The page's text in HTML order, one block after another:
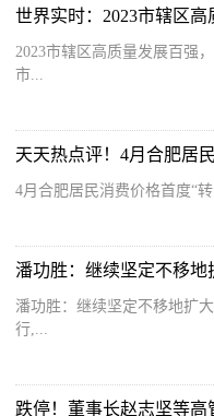
2023市辖区高质量发展百强
市...
天天热点评！4月合肥居
4月合肥居民消费价格首度“
潘功胜：继续坚定不移
潘功胜：继续坚定不移地扩
行,...